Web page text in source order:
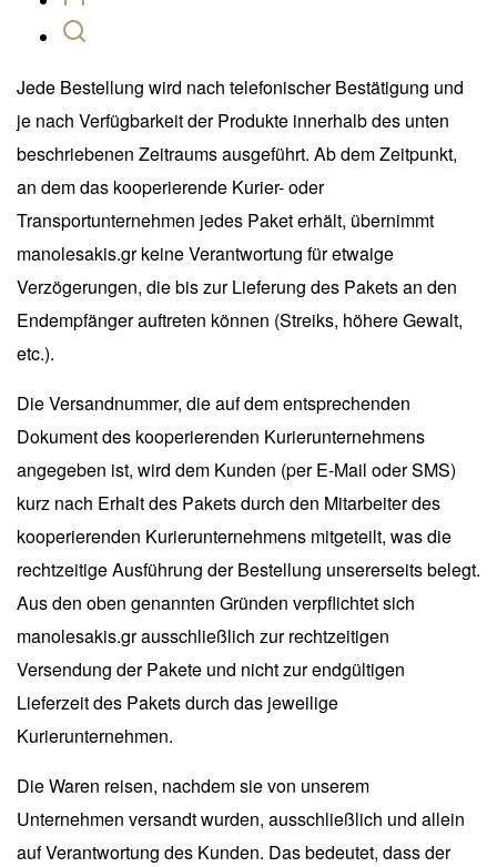
Jede Bestellung wird nach telefonischer Bestätigung und
je nach Verfügbarkeit der Produkte innerhalb des unten
beschriebenen Zeitraums ausgeführt. Ab dem Zeitpunkt,
an dem das kooperierende Kurier- oder
Transportunternehmen jedes Paket erhält, übernimmt
manolesakis.gr keine Verantwortung für etwaige
Verzögerungen, die bis zur Lieferung des Pakets an den
Endempfänger auftreten können (Streiks, höhere Gewalt,
etc.).
Die Versandnummer, die auf dem entsprechenden
Dokument des kooperierenden Kurierunternehmens
angegeben ist, wird dem Kunden (per E-Mail oder SMS)
kurz nach Erhalt des Pakets durch den Mitarbeiter des
kooperierenden Kurierunternehmens mitgeteilt, was die
rechtzeitige Ausführung der Bestellung unsererseits belegt.
Aus den oben genannten Gründen verpflichtet sich
manolesakis.gr ausschließlich zur rechtzeitigen
Versendung der Pakete und nicht zur endgültigen
Lieferzeit des Pakets durch das jeweilige
Kurierunternehmen.
Die Waren reisen, nachdem sie von unserem
Unternehmen versandt wurden, ausschließlich und allein
auf Verantwortung des Kunden. Das bedeutet, dass der